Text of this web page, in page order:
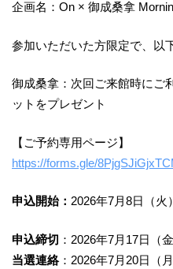
企画名：On × 御成桑拿
参加いただいた方限定で、以
御成桑拿：次回ご来館時にご
ットをプレゼント
【ご予約専用ページ】
https://forms.gle/
申込開始： 2026年7月8日（火
申込締切 ：2026年7月17日（
当選連絡：2026年7月20日（月